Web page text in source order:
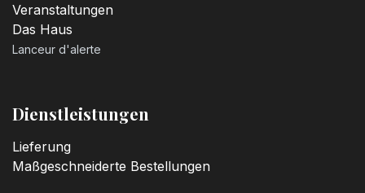
Veranstaltungen
Das Haus
Lanceur d'alerte
Dienstleistungen
Lieferung
Maßgeschneiderte Bestellungen